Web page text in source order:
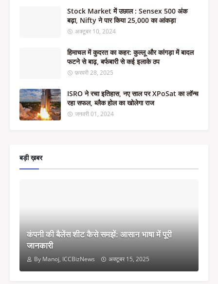
Stock Market में उछाल : Sensex 500 अंक
बढ़ा, Nifty ने पार किया 25,000 का आंकड़ा
अक्टूबर 10, 2024
हिमाचल में कुदरत का कहर: कुल्लू और कांगड़ा में बादल
फटने से बाढ़, बर्फबारी से कई इलाके ठप
फ़रवरी 28, 2025
ISRO ने रचा इतिहास, नए साल पर XPoSat का लॉन्च
रहा सफल, ब्लैक होल का खोलेगा राज
जनवरी 01, 2024
बड़ी ख़बर
कंपनी की बैलेंस शीट कैसे समझें: आसान भाषा में पूरी
जानकारी
By Manoj, ICCBizNews अक्टूबर 15, 2025